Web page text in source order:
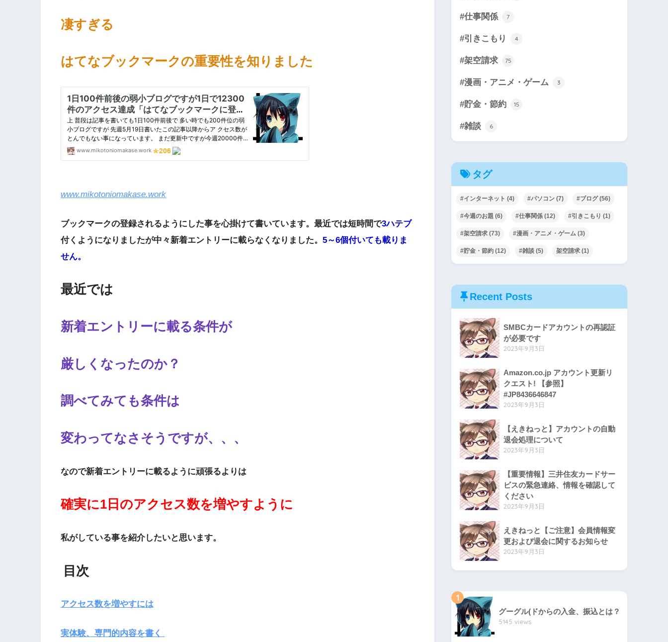
凄すぎる
はてなブックマークの重要性を知りました
www.mikotoniomakase.work
ブックマークの登録されるようにした事を心掛けて書いています。最近では短時間で3ハテブ
付くようになりましたが中々新着エントリーに載らなくなりました。 5～6個付いても載りま
せん。
最近では
新着エントリーに載る条件が
厳しくなったのか？
調べてみても条件は
変わってなさそうですが、、、
なので新着エントリーに載るように頑張るよりは
確実に1日のアクセス数を増やすように
私がしている事を紹介したいと思います。
目次
アクセス数を増やすには
実体験、専門的内容を書く
#仕事関係 7
#引きこもり 4
#架空請求 75
#漫画・アニメ・ゲーム 3
#貯金・節約 15
#雑談 6
タグ
#インターネット (4) #パソコン (7) #ブログ(56)
#今週のお題 (6) #仕事関係 (12) #引きこもり (1)
#架空請求 (73) #漫画・アニメ・ゲーム (3)
#貯金・節約 (12) #雑談 (5) 架空請求 (1)
Recent Posts
SMBCカードアカウントの再認証
が必要です
2023年9月3日
Amazon.co.jp アカウント更新リ
クエスト! 【参照】
#JP8436646847
2023年9月3日
【えきねっと】アカウントの自動
退会処理について
2023年9月3日
【重要情報】三井住友カードサー
ビスの緊急連絡、情報を確認して
ください
2023年9月3日
えきねっと【ご注意】会員情報変
更および退会に関するお知らせ
2023年9月3日
1
グーグル(ドからの入金、振込とは？
5145 views